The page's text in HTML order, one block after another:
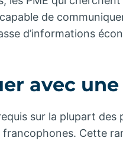
de
d’informations
avec
sur la plupart
francophones. Cette